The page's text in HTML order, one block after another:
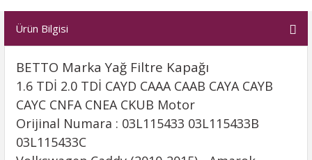
Ürün Bilgisi
BETTO Marka Yağ Filtre Kapağı
1.6 TDİ 2.0 TDİ CAYD CAAA CAAB CAYA CAYB
CAYC CNFA CNEA CKUB Motor
Orijinal Numara : 03L115433 03L115433B
03L115433C